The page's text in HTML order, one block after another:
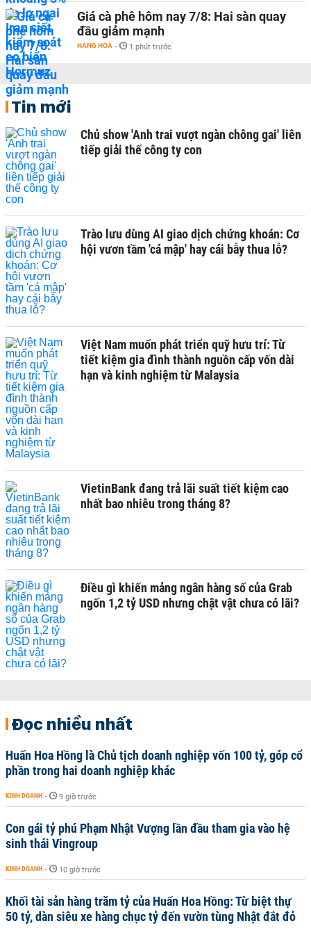
Giá cà phê hôm nay 7/8: Hai sàn quay
đầu giảm mạnh
HÀNG HÓA - 1 phút trước
Tin mới
Chủ show 'Anh trai vượt ngàn chông gai' liên
tiếp giải thế công ty con
Trào lưu dùng AI giao dịch chứng khoán: Cơ
hội vươn tầm 'cá mập' hay cái bẫy thua lỗ?
Việt Nam muốn phát triển quỹ hưu trí: Từ
tiết kiệm gia đình thành nguồn cấp vốn dài
hạn và kinh nghiệm từ Malaysia
VietinBank đang trả lãi suất tiết kiệm cao
nhất bao nhiêu trong tháng 8?
Điều gì khiến mảng ngân hàng số của Grab
ngốn 1,2 tỷ USD nhưng chật vật chưa có lãi?
Đọc nhiều nhất
Huấn Hoa Hồng là Chủ tịch doanh nghiệp vốn 100 tỷ, góp cổ
phần trong hai doanh nghiệp khác
KINH DOANH - 9 giờ trước
Con gái tỷ phú Phạm Nhật Vượng lần đầu tham gia vào hệ
sinh thái Vingroup
KINH DOANH - 10 giờ trước
Khối tài sản hàng trăm tỷ của Huấn Hoa Hồng: Từ biệt thự
50 tỷ, dàn siêu xe hàng chục tỷ đến vườn tùng Nhật đắt đỏ